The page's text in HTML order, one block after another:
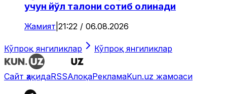
учун йўл талони сотиб олинади
Жамият 21:22 / 06.08.2026
Кўпроқ янгиликлар Кўпроқ янгиликлар
Сайт ҳақидаRSSАлоқаРекламаKun.uz жамоаси